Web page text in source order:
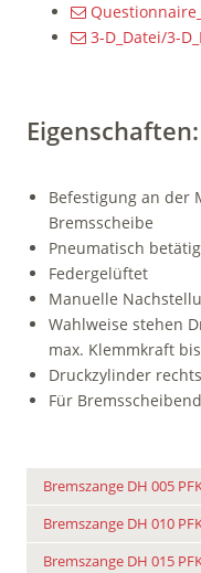
3-D_Datei/3-
Eigenschaften:
Befestigung an der
Bremsscheibe
Pneumatisch
Federgelüftet
Manuelle
Wahlweise stehen
max. Klemmkraft
Druckzylinder
Für
Bremszange DH 005
Bremszange DH 010
Bremszange DH 015